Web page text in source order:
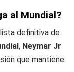
al Mundial?
definitiva de
, Neymar Jr
que mantiene